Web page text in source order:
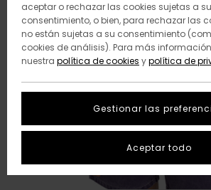
aceptar o rechazar las cookies sujetas a su
consentimiento, o bien, para rechazar las
no están sujetas a su consentimiento
cookies de análisis). Para más
nuestra política de cookies ypolítica de
Gestionar las
Aceptar todo